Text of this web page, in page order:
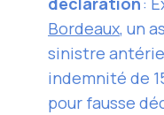
Bordeaux, un
sinistre
indemnité de
pour fausse